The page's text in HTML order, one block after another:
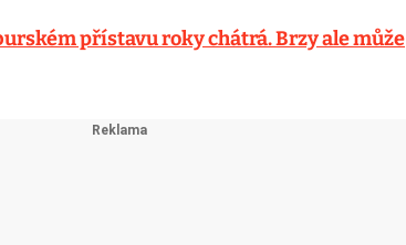
přístavu roky chátrá. Brzy ale může